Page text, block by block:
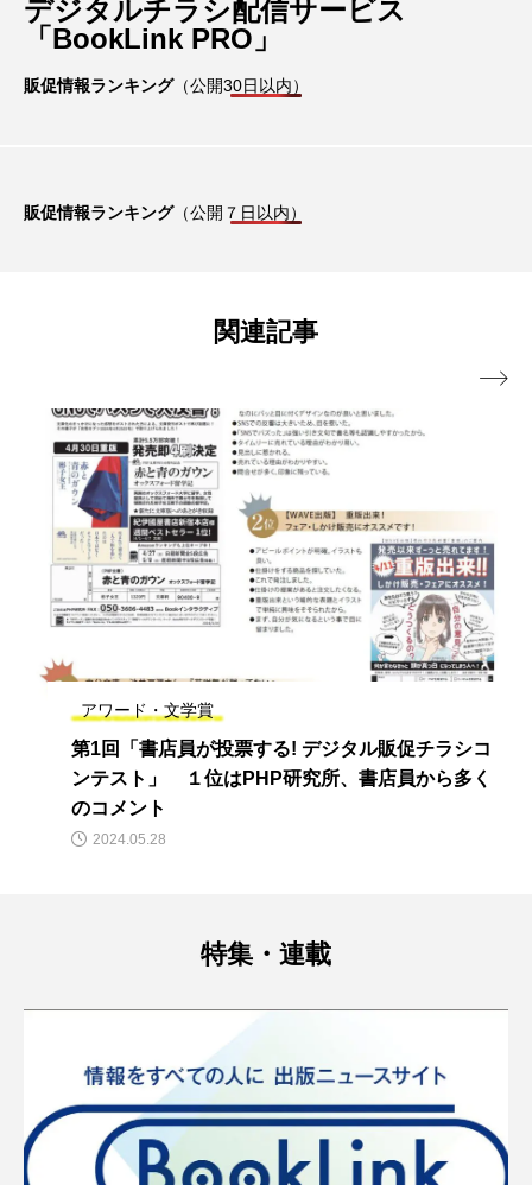
デジタルチラシ配信サービス
「BookLink PRO」
販促情報ランキング（公開30日以内）
販促情報ランキング（公開７日以内）
関連記事
アワード・文学賞
第1回「書店員が投票する! デジタル販促チラシコ
ンテスト」 １位はPHP研究所、書店員から多く
のコメント
2024.05.28

特集・連載